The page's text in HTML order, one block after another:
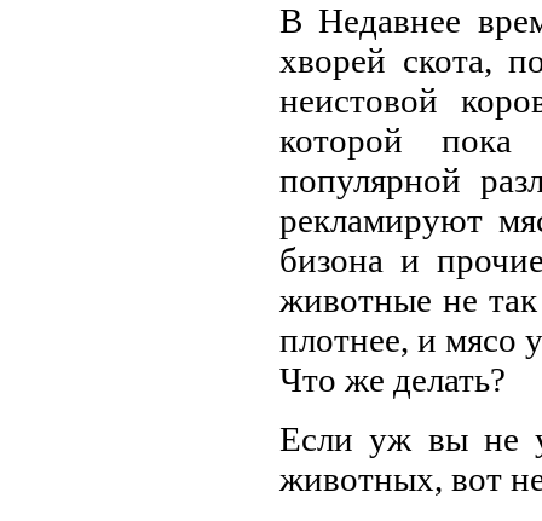
В Недавнее
хворей скота,
неистовой
которой пока
популярной
рекламируют
бизона и
животные не
плотнее, и мясо
Что же делать?
Если уж вы не
животных, вот